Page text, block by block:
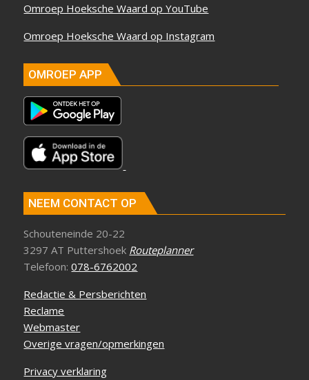
Omroep Hoeksche Waard op YouTube
Omroep Hoeksche Waard op Instagram
OMROEP APP
NEEM CONTACT OP
Schouteneinde 20-22
3297 AT Puttershoek Routeplanner
Telefoon:078-6762002
Redactie & Persberichten
Reclame
Webmaster
Overige vragen/opmerkingen
Privacy verklaring